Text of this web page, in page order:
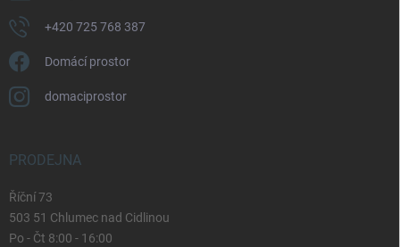
+420 725 768 387
Domácí prostor
domaciprostor
PRODEJNA
Říční 73
503 51 Chlumec nad Cidlinou
Po - Čt 8:00 - 16:00